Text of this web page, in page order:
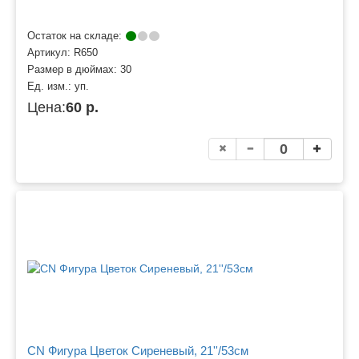
Остаток на складе:
Артикул: R650
Размер в дюймах: 30
Ед. изм.: уп.
Цена:60 р.
CN Фигура Цветок Сиреневый, 21''/53см